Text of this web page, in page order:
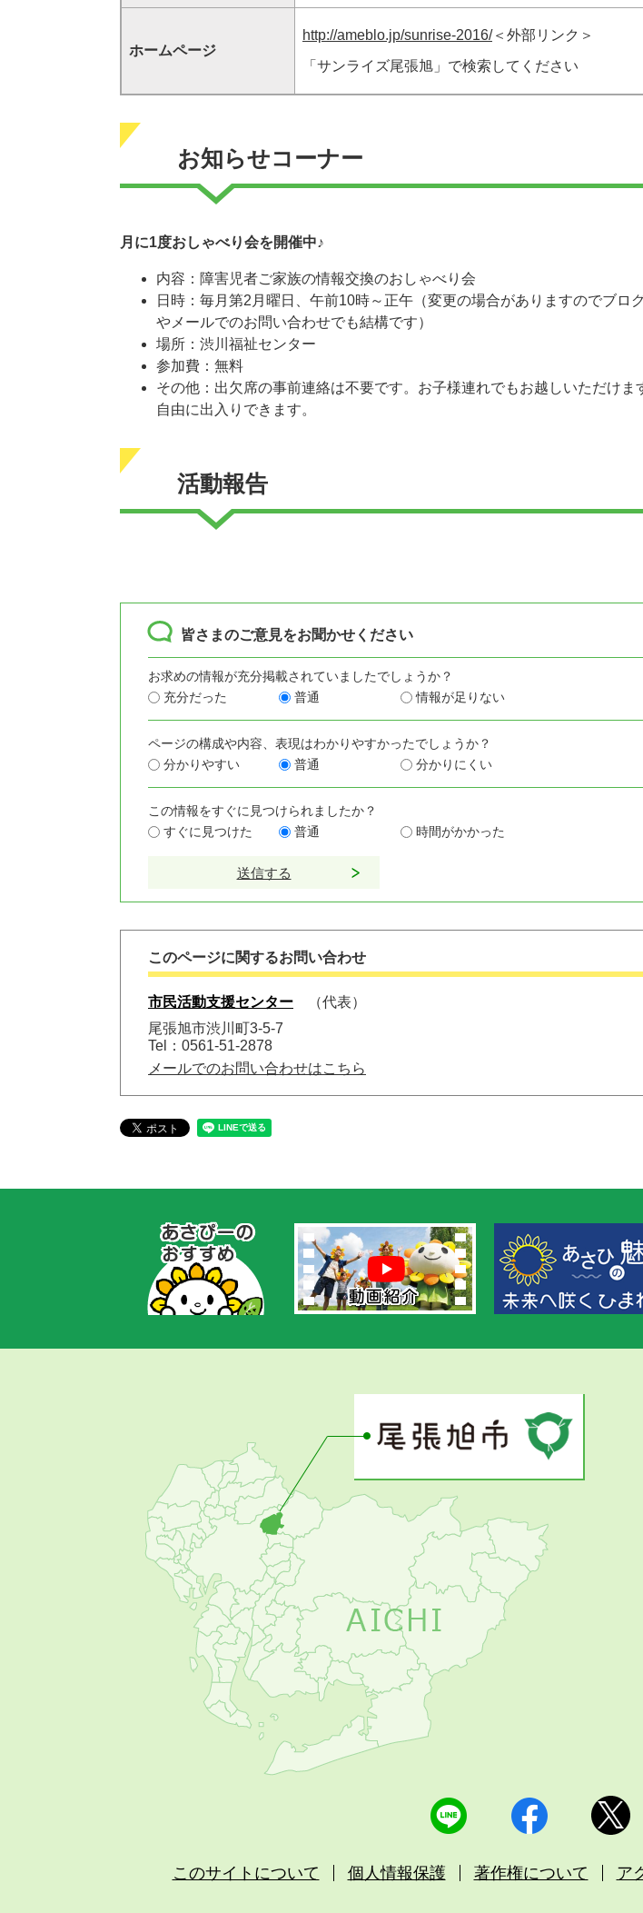
ホームページ
http://ameblo.jp/sunrise-2016/＜外部リンク＞
「サンライズ尾張旭」で検索してください
お知らせコーナー
月に1度おしゃべり会を開催中♪
内容：障害児者ご家族の情報交換のおしゃべり会
日時：毎月第2月曜日、午前10時～正午（変更の場合がありますのでブロ
やメールでのお問い合わせでも結構です）
場所：渋川福祉センター
参加費：無料
その他：出欠席の事前連絡は不要です。お子様連れでもお越しいただけま
自由に出入りできます。
活動報告
皆さまのご意見をお聞かせください
お求めの情報が充分掲載されていましたでしょうか？
充分だった
普通 情報が足りない
ページの構成や内容、表現はわかりやすかったでしょうか？
分かりやすい
普通 分かりにくい
この情報をすぐに見つけられましたか？
すぐに見つけた
普通 時間がかかった
このページに関するお問い合わせ
市民活動支援センター
代表
尾張旭市渋川町3-5-7
Tel：0561-51-2878
メールでのお問い合わせはこちら
あ
す
め
このサイトについて 個人情報保護 著作権について ア